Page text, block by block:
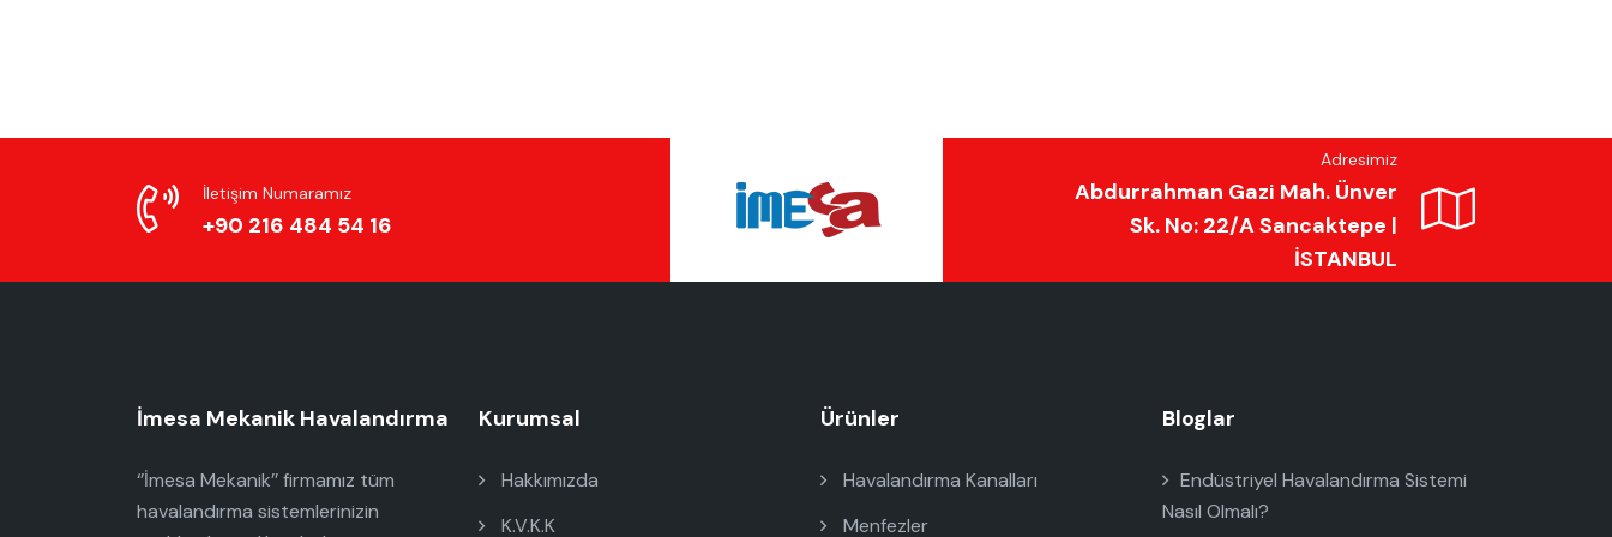
İletişim Numaramız
+90 216 484 54 16
Adresimiz
Abdurrahman Gazi Mah. Ünver
Sk. No: 22/A Sancaktepe |
İSTANBUL
İmesa Mekanik Havalandırma
‘’İmesa Mekanik’’ firmamız tüm
havalandırma sistemlerinizin
Kurumsal
Hakkımızda
K.V.K.K
Ürünler
Havalandırma Kanalları
Menfezler
Bloglar
Endüstriyel Havalandırma Sistemi
Nasıl Olmalı?